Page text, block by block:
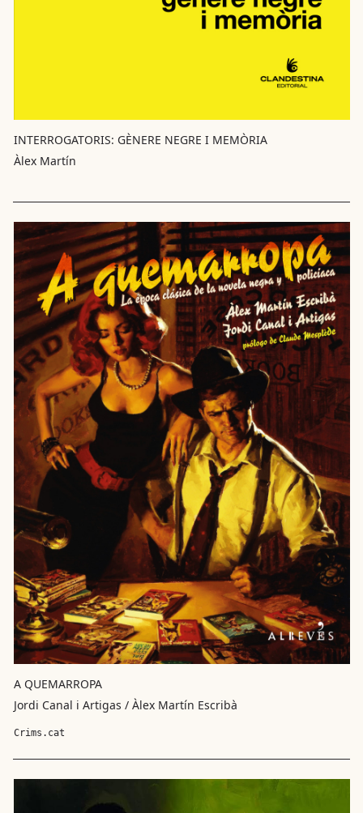
INTERROGATORIS: GÈNERE NEGRE I MEMÒRIA
Àlex Martín
A QUEMARROPA
Jordi Canal i Artigas / Àlex Martín Escribà
Crims.cat